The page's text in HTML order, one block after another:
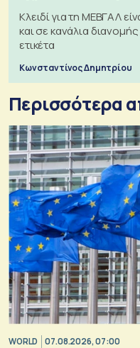
Κλειδί για τη ΜΕΒΓΑΛ
και σε κανάλια
ετικέτα
Κωνσταντίνος Δημητρίου
Περισσότερα
WORLD 07.08.2026, 07:00